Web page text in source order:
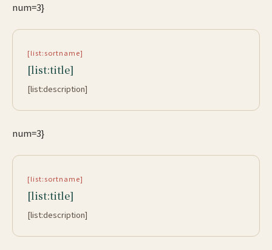
num=3}
[list:sortname]
[list:title]
[list:description]
num=3}
[list:sortname]
[list:title]
[list:description]